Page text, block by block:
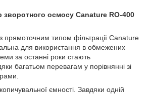
зворотного осмосу Canature RO-400
прямоточним типом фільтрації Canature
для використання в обмежених
за останні роки стають
багатьом перевагам у порівнянні зі
ємності. Завдяки одній